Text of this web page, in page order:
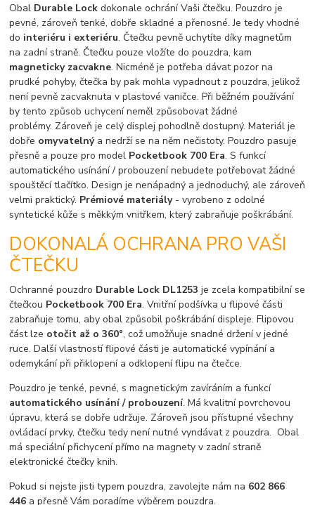
Obal Durable Lock dokonale ochrání Vaši čtečku. Pouzdro je
pevné, zároveň tenké, dobře skladné a přenosné. Je tedy vhodné
do interiéru i exteriéru. Čtečku pevně uchytíte díky magnetům
na zadní straně. Čtečku pouze vložíte do pouzdra, kam
magneticky zacvakne. Nicméně je potřeba dávat pozor na
prudké pohyby, čtečka by pak mohla vypadnout z pouzdra, jelikož
není pevně zacvaknuta v plastové vaničce. Při běžném používání
by tento způsob uchycení neměl způsobovat žádné
problémy. Zároveň je celý displej pohodlně dostupný. Materiál je
dobře omyvatelný a nedrží se na něm nečistoty. Pouzdro pasuje
přesně a pouze pro model Pocketbook 700 Era. S funkcí
automatického usínání / probouzení nebudete potřebovat žádné
spouštěcí tlačítko. Design je nenápadný a jednoduchý, ale zároveň
velmi praktický. Prémiové materiály- vyrobeno z odolné
syntetické kůže s měkkým vnitřkem, který zabraňuje poškrábání.
DOKONALÁ OCHRANA PRO VAŠI
ČTEČKU
Ochranné pouzdro Durable Lock DL1253 je zcela kompatibilní se
čtečkou Pocketbook 700 Era. Vnitřní podšívka u flipové části
zabraňuje tomu, aby obal způsobil poškrábání displeje. Flipovou
část lze otočit až o 360°, což umožňuje snadné držení v jedné
ruce. Další vlastností flipové části je automatické vypínání a
odemykání při přiklopení a odklopení flipu na čtečce.
Pouzdro je tenké, pevné, s magnetickým zavíráním a funkcí
automatického usínání / probouzení. Má kvalitní povrchovou
úpravu, která se dobře udržuje. Zároveň jsou přístupné všechny
ovládací prvky, čtečku tedy není nutné vyndávat z pouzdra. Obal
má speciální přichycení přímo na magnety v zadní straně
elektronické čtečky knih.
Pokud si nejste jisti typem pouzdra, zavolejte nám na 602 866
446 a přesně Vám poradíme výběrem pouzdra.